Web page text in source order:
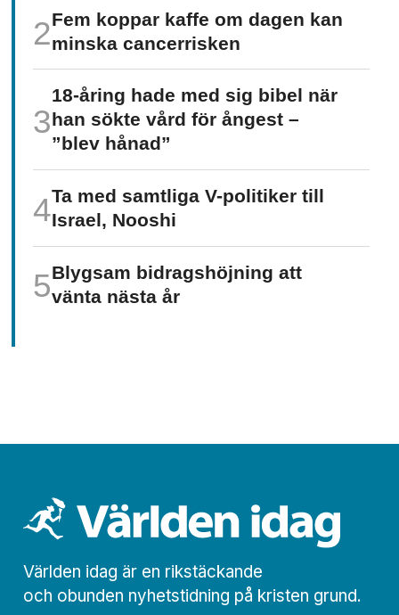
Fem koppar kaffe om dagen kan
minska cancer­risken
18-åring hade med sig bibel när
han sökte vård för ångest –
”blev hånad”
Ta med samtliga V-politiker till
Israel, Nooshi
Blygsam bidrags­höjning att
vänta nästa år
Världen idag är en rikstäckande
och obunden nyhets­­­tidning på kristen grund.